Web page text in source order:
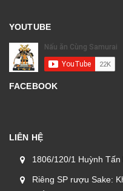
YOUTUBE
FACEBOOK
LIÊN HỆ
1806/120/1 Huỳnh
Riêng SP rượu Sake: